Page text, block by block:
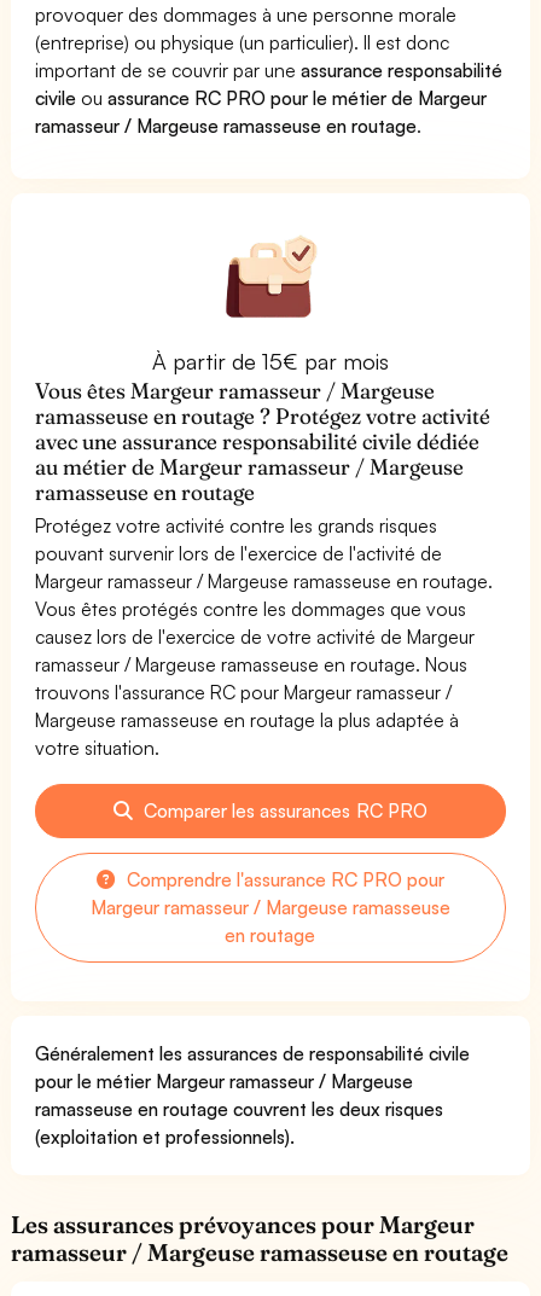
provoquer des dommages à une personne morale
(entreprise) ou physique (un particulier). Il est donc
important de se couvrir par uneassurance responsabilité
civile ouassurance RC PRO pour le métier de Margeur
ramasseur / Margeuse ramasseuse en routage.
À partir de 15€ par mois
Vous êtes Margeur ramasseur / Margeuse
ramasseuse en routage ? Protégez votre activité
avec une assurance responsabilité civile dédiée
au métier de Margeur ramasseur / Margeuse
ramasseuse en routage
Protégez votre activité contre les grands risques
pouvant survenir lors de l'exercice de l'activité de
Margeur ramasseur / Margeuse ramasseuse en routage.
Vous êtes protégés contre les dommages que vous
causez lors de l'exercice de votre activité de Margeur
ramasseur / Margeuse ramasseuse en routage. Nous
trouvons l'assurance RC pour Margeur ramasseur /
Margeuse ramasseuse en routage la plus adaptée à
votre situation.
Comparer les assurances RC PRO
Comprendre l'assurance RC PRO pour
Margeur ramasseur / Margeuse ramasseuse
en routage
Généralement les assurances de responsabilité civile
pour le métier Margeur ramasseur / Margeuse
ramasseuse en routage couvrent les deux risques
(exploitation et professionnels).
Les assurances prévoyances pour Margeur
ramasseur / Margeuse ramasseuse en routage